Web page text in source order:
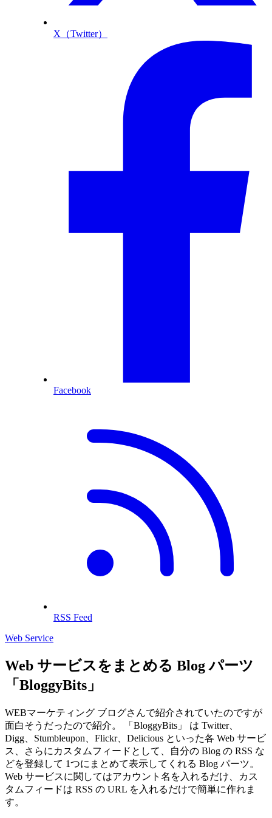
X（Twitter）
Facebook
RSS Feed
Web Service
Web サービスをまとめる Blog パーツ
「BloggyBits」
WEBマーケティング ブログさんで紹介されていたのですが
面白そうだったので紹介。 「BloggyBits」 は Twitter、
Digg、Stumbleupon、Flickr、Delicious といった各 Web サービ
ス、さらにカスタムフィードとして、自分の Blog の RSS な
どを登録して 1つにまとめて表示してくれる Blog パーツ。
Web サービスに関してはアカウント名を入れるだけ、カス
タムフィードは RSS の URL を入れるだけで簡単に作れま
す。